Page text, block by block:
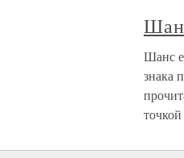
Шанс
знака
точкой